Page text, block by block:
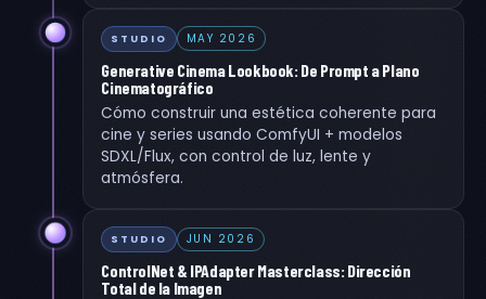
STUDIO MAY 2026
Generative Cinema Lookbook: De Prompt a Plano
Cinematográfico
Cómo construir una estética coherente para
cine y series usando ComfyUI + modelos
SDXL/Flux, con control de luz, lente y
atmósfera.
STUDIO JUN 2026
ControlNet & IPAdapter Masterclass: Dirección
Total de la Imagen